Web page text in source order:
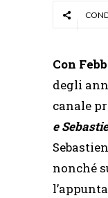
Con
degli
canale
e
nonché